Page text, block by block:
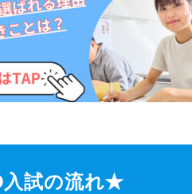
試の流れ★